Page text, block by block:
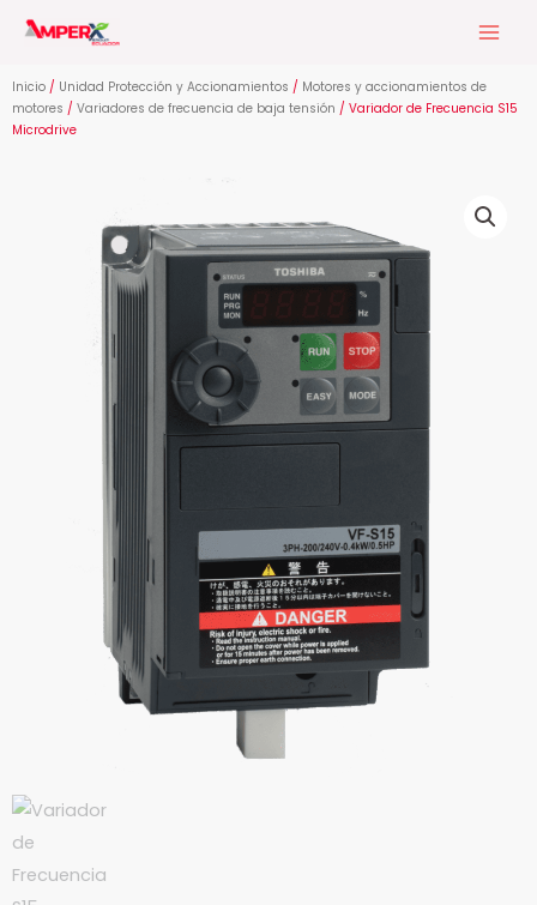
contenido
Inicio / Unidad Protección y Accionamientos / Motores y accionamientos de
motores / Variadores de frecuencia de baja tensión / Variador de Frecuencia S15
Microdrive